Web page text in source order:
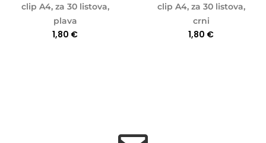
clip A4, za 30 listova,
plava
1,80 €
clip A4, za 30 listova,
crni
1,80 €